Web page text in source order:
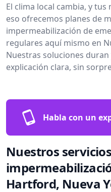
El clima local cambia, y
eso ofrecemos planes de
impermeabilización de
regulares aquí mismo en
Nuestras soluciones
explicación clara, sin
Habla con un
Nuestros
Hartford, Nueva